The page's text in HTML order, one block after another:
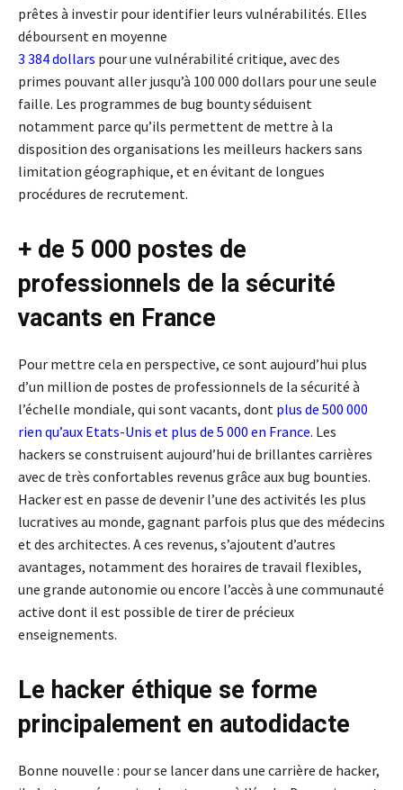
prêtes à investir pour identifier leurs vulnérabilités. Elles
déboursent en moyenne
3 384 dollars pour une vulnérabilité critique, avec des
primes pouvant aller jusqu’à 100 000 dollars pour une seule
faille. Les programmes de bug bounty séduisent
notamment parce qu’ils permettent de mettre à la
disposition des organisations les meilleurs hackers sans
limitation géographique, et en évitant de longues
procédures de recrutement.
+ de 5 000 postes de
professionnels de la sécurité
vacants en France
Pour mettre cela en perspective, ce sont aujourd’hui plus
d’un million de postes de professionnels de la sécurité à
l’échelle mondiale, qui sont vacants, dont plus de 500 000
rien qu’aux Etats-Unis et plus de 5 000 en France. Les
hackers se construisent aujourd’hui de brillantes carrières
avec de très confortables revenus grâce aux bug bounties.
Hacker est en passe de devenir l’une des activités les plus
lucratives au monde, gagnant parfois plus que des médecins
et des architectes. A ces revenus, s’ajoutent d’autres
avantages, notamment des horaires de travail flexibles,
une grande autonomie ou encore l’accès à une communauté
active dont il est possible de tirer de précieux
enseignements.
Le hacker éthique se forme
principalement en autodidacte
Bonne nouvelle : pour se lancer dans une carrière de hacker,